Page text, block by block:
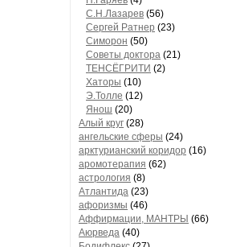
С.Н.Лазарев (56)
Сергей Ратнер (23)
Симорон (50)
Советы доктора (21)
ТЕНСЁГРИТИ (2)
Хаторы (10)
Э.Толле (12)
Янош (20)
Алый круг (28)
ангельские сферы (24)
арктурианский коридор (16)
аромотерапия (62)
астрология (8)
Атлантида (23)
афоризмы (46)
Аффирмации, МАНТРЫ (66)
Аюрведа (40)